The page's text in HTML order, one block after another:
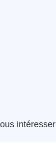
intéresser